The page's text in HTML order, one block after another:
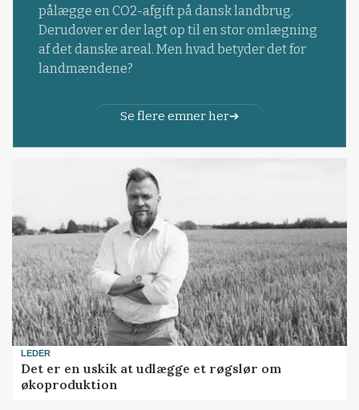
pålægge en CO2-afgift på dansk landbrug.
Derudover er der lagt op til en stor omlægning
af det danske areal. Men hvad betyder det for
landmændene?
Se flere emner her
LEDER
Det er en uskik at udlægge et røgslør om
økoproduktion